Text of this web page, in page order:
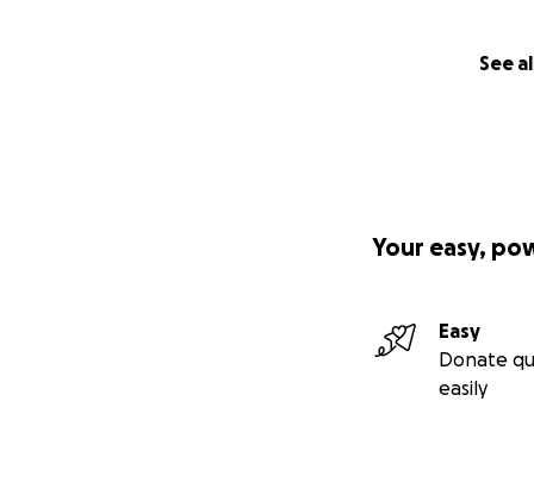
See
Your easy,
Easy
Donate
easily